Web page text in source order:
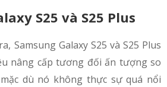
S25 và S25 Plus
Samsung Galaxy S25 và S25 Plus
nâng cấp tương đối ấn tượng so
dù nó không thực sự quá nổi